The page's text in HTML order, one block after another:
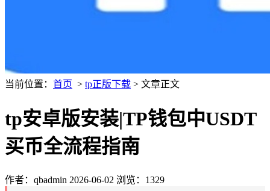
当前位置： 首页 > tp正版下载 > 文章正文
tp安卓版安装|TP钱包中USDT
买币全流程指南
作者：qbadmin 2026-06-02 浏览：1329